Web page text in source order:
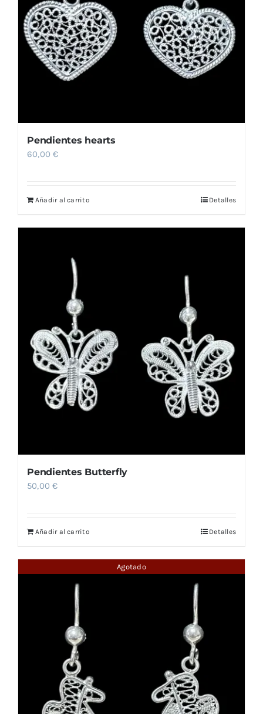
Pendientes hearts
60,00€
Añadir al carrito Detalles
Pendientes Butterfly
50,00€
Añadir al carrito Detalles
Agotado